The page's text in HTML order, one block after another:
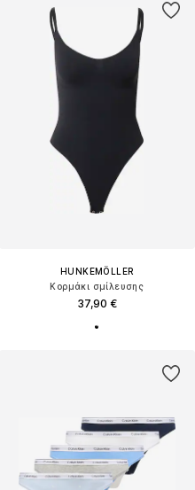
HUNKEMÖLLER
Κορμάκι σμίλευσης
37,90 €